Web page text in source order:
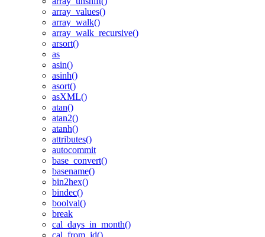
array_values()
array_walk()
array_walk_recursive()
arsort()
as
asin()
asinh()
asort()
asXML()
atan()
atan2()
atanh()
attributes()
autocommit
base_convert()
basename()
bin2hex()
bindec()
boolval()
break
cal_days_in_month()
cal_from_jd()